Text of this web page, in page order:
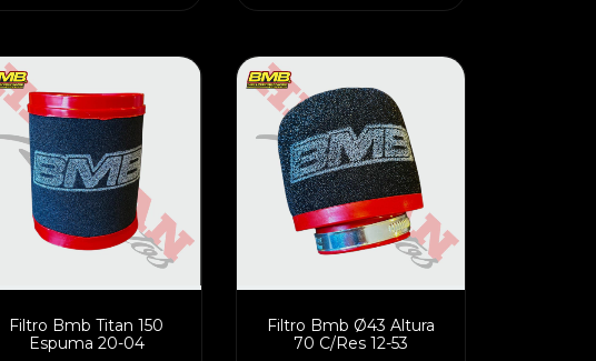
Filtro Bmb Titan 150
Espuma 20-04
Filtro Bmb Ø43 Altura
70 C/Res 12-53